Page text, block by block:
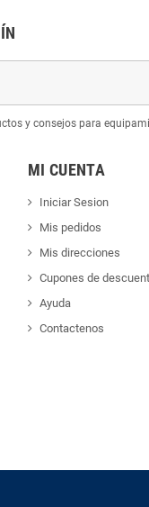
y consejos para
MI CUENTA
Iniciar Sesion
Mis pedidos
Mis direcciones
Cupones de
Ayuda
Contactenos